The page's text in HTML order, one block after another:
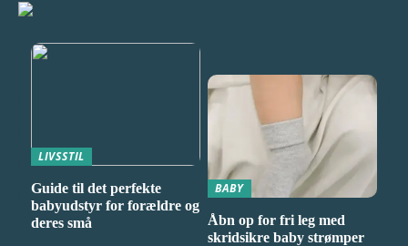
LIVSSTIL
Guide til det perfekte
babyudstyr for forældre og
deres små
BABY
Åbn op for fri leg med
skridsikre baby strømper